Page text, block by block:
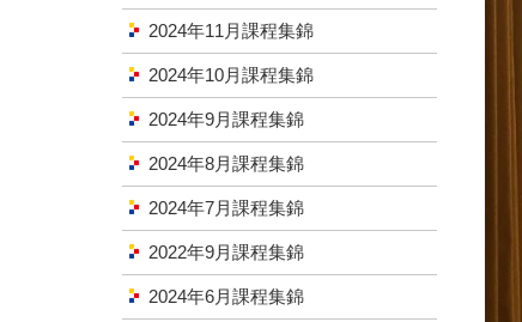
2024年11月課程集錦
2024年10月課程集錦
2024年9月課程集錦
2024年8月課程集錦
2024年7月課程集錦
2022年9月課程集錦
2024年6月課程集錦